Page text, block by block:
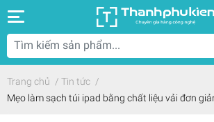
Trang chủ / Tin tức /
Mẹo làm sạch túi ipad bằng chất liệu vải đơn